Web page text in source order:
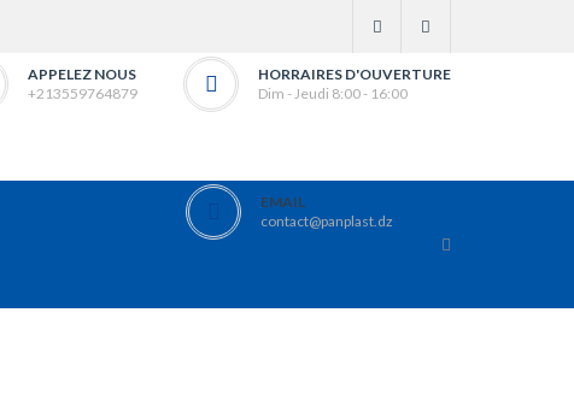
APPELEZ NOUS
+213559764879
HORRAIRES D'OUVERTURE
Dim - Jeudi 8:00 - 16:00
EMAIL
contact@panplast.dz